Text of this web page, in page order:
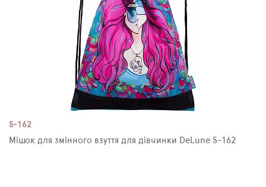
S-162
Мішок для змінного взуття для дівчинки DeLune S-162